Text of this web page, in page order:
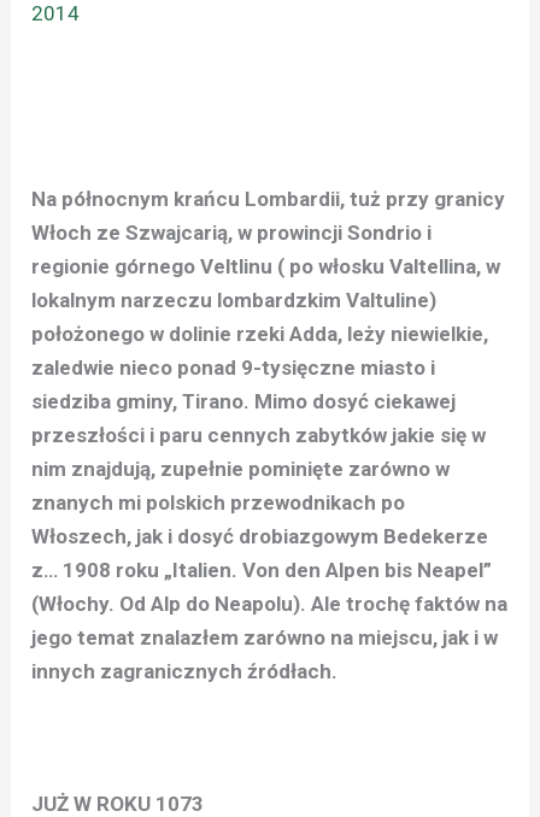
2014
Na północnym krańcu Lombardii, tuż przy granicy
Włoch ze Szwajcarią, w prowincji Sondrio i
regionie górnego Veltlinu ( po włosku Valtellina, w
lokalnym narzeczu lombardzkim Valtuline)
położonego w dolinie rzeki Adda, leży niewielkie,
zaledwie nieco ponad 9-tysięczne miasto i
siedziba gminy, Tirano. Mimo dosyć ciekawej
przeszłości i paru cennych zabytków jakie się w
nim znajdują, zupełnie pominięte zarówno w
znanych mi polskich przewodnikach po
Włoszech, jak i dosyć drobiazgowym Bedekerze
z… 1908 roku „Italien. Von den Alpen bis Neapel”
(Włochy. Od Alp do Neapolu). Ale trochę faktów na
jego temat znalazłem zarówno na miejscu, jak i w
innych zagranicznych źródłach.
JUŻ W ROKU 1073